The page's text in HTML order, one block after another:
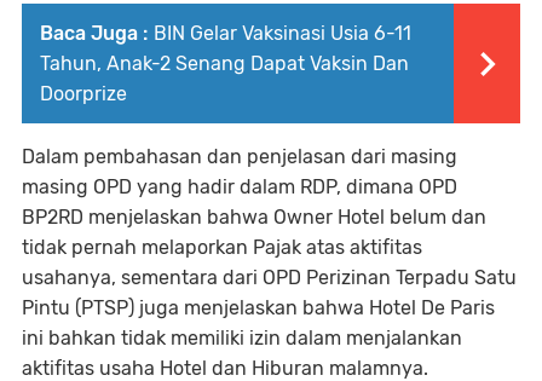
Baca Juga : BIN Gelar Vaksinasi Usia 6-11
Tahun, Anak-2 Senang Dapat Vaksin Dan
Doorprize
Dalam pembahasan dan penjelasan dari masing
masing OPD yang hadir dalam RDP, dimana OPD
BP2RD menjelaskan bahwa Owner Hotel belum dan
tidak pernah melaporkan Pajak atas aktifitas
usahanya, sementara dari OPD Perizinan Terpadu Satu
Pintu (PTSP) juga menjelaskan bahwa Hotel De Paris
ini bahkan tidak memiliki izin dalam menjalankan
aktifitas usaha Hotel dan Hiburan malamnya.